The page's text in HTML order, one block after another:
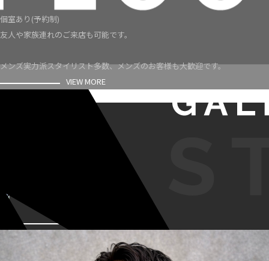
個室あり(予約制)
友人や家族連れのご来店も可能です。
メンズ実力派スタイリスト多数、メンズのお客様も大歓迎です。
VIEW MORE